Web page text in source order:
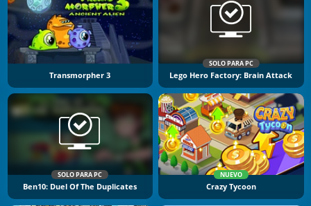
Transmorpher 3
SOLO PARA PC
Lego Hero Factory: Brain Attack
SOLO PARA PC
Ben10: Duel Of The Duplicates
NUEVO
Crazy Tycoon